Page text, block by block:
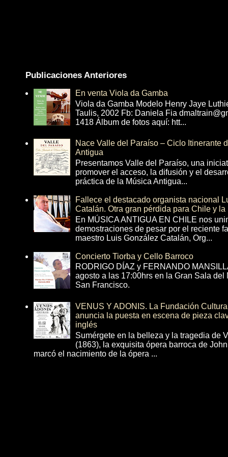
Publicaciones Anteriores
En venta Viola da Gamba
Viola da Gamba Modelo Henry Jaye
Taulis, 2002 Fb: Daniela Fia
1418 Álbum de fotos aquí: htt...
Nace Valle del Paraíso – Ciclo Itinerante
Antigua
Presentamos Valle del Paraíso, una
promover el acceso, la difusión y el
práctica de la Música Antigua...
Fallece el destacado organista nacional
Catalán. Otra gran pérdida para Chile y la
En MÚSICA ANTIGUA EN CHILE nos
demostraciones de pesar por el reciente
maestro Luis González Catalán, Org...
Concierto Tiorba y Cello Barroco
RODRIGO DÍAZ y FERNANDO
agosto a las 17:00hrs en la Gran Sala
San Francisco.
VENUS Y ADONIS. La Fundación
anuncia la puesta en escena de pieza
inglés
Sumérgete en la belleza y la tragedia de
(1863), la exquisita ópera barroca de
marcó el nacimiento de la ópera ...